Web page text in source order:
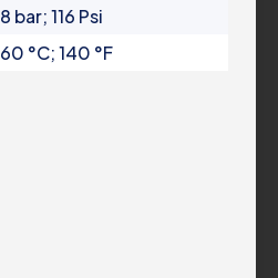
8 bar; 116 Psi
60 °C; 140 °F